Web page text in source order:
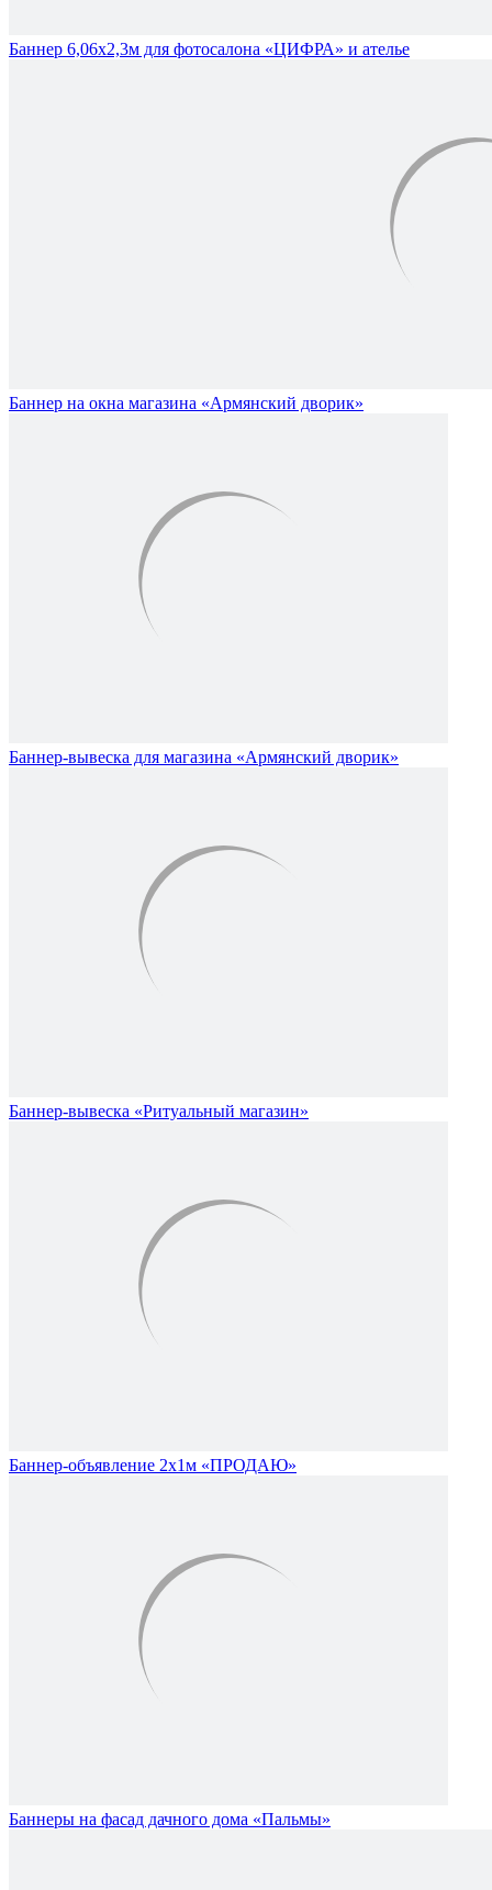
Баннер 6,06х2,3м для фотосалона «ЦИФРА» и ателье
Баннер на окна магазина «Армянский дворик»
Баннер-вывеска для магазина «Армянский дворик»
Баннер-вывеска «Ритуальный магазин»
Баннер-объявление 2х1м «ПРОДАЮ»
Баннеры на фасад дачного дома «Пальмы»